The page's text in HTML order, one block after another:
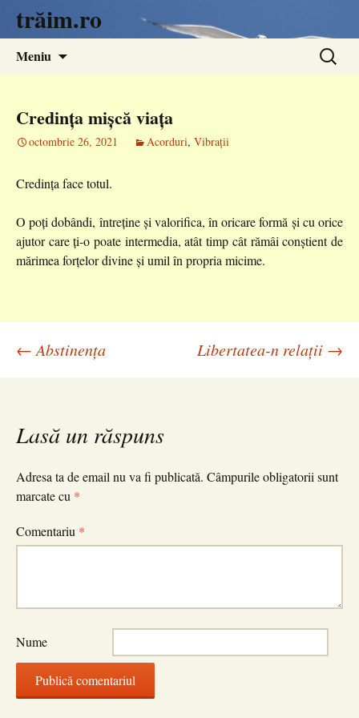
trăim.ro
Meniu
Caută
după:
Credința mișcă viața
octombrie 26, 2021 Acorduri, Vibrații
Credința face totul.
O poți dobândi, întreține și valorifica, în oricare formă și cu orice
ajutor care ți-o poate intermedia, atât timp cât rămâi conștient de
mărimea forțelor divine și umil în propria micime.
Navigare
articole
← Abstinența Libertatea-n relații →
Lasă un răspuns
Adresa ta de email nu va fi publicată. Câmpurile obligatorii sunt
marcate cu *
Comentariu *
Nume